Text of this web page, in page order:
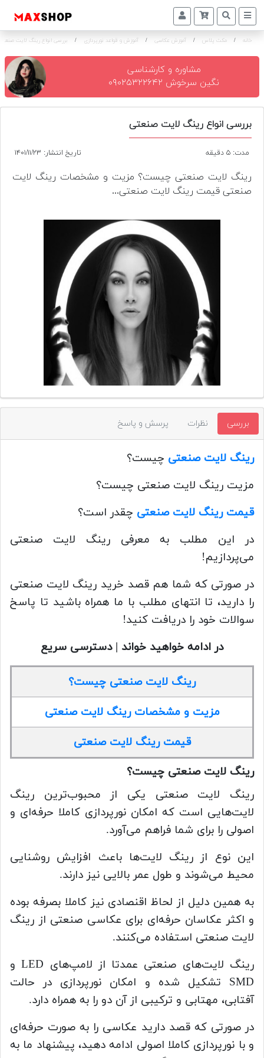
دوربین
و
تجهیزات
و
اکسسوری
دست
دوم
خرید
لیست
قیمت
دوربین
خانه / مکث پلاس / آموزش عکاسی / آموزش و قواعد نورپردازی / بررسی انواع رینگ لایت صنعتی
مشاوره و کارشناسی
نگین سرخوش ۰۹۰۲۵۳۲۲۶۴۲
بررسی انواع رینگ لایت صنعتی
مدت: ۵ دقیقه تاریخ انتشار: ۱۴۰۱/۱۱/۲۳
رینگ لایت صنعتی چیست؟ مزیت و مشخصات رینگ لایت
صنعتی قیمت رینگ لایت صنعتی...
بررسی نظرات پرسش و پاسخ
رینگ لایت صنعتی چیست؟
مزیت رینگ لایت صنعتی چیست؟
قیمت رینگ لایت صنعتی چقدر است؟
در این مطلب به معرفی رینگ لایت صنعتی
می‌پردازیم!
در صورتی که شما هم قصد خرید رینگ لایت صنعتی
را دارید، تا انتهای مطلب با ما همراه باشید تا پاسخ
سوالات خود را دریافت کنید!
در ادامه خواهید خواند | دسترسی سریع
رینگ لایت صنعتی چیست؟
مزیت و مشخصات رینگ لایت صنعتی
قیمت رینگ لایت صنعتی
رینگ لایت صنعتی چیست؟
رینگ لایت صنعتی یکی از محبوب‌ترین رینگ
لایت‌هایی است که امکان نورپردازی کاملا حرفه‌ای و
اصولی را برای شما فراهم می‌آورد.
این نوع از رینگ لایت‌ها باعث افزایش روشنایی
محیط می‌شوند و طول عمر بالایی نیز دارند.
به همین دلیل از لحاظ اقنصادی نیز کاملا بصرفه بوده
و اکثر عکاسان حرفه‌ای برای عکاسی صنعتی از رینگ
لایت صنعتی استفاده می‌کنند.
رینگ لایت‌های صنعتی عمدتا از لامپ‌های LED و
SMD تشکیل شده و امکان نورپردازی در حالت
آفتابی، مهتابی و ترکیبی از آن دو را به همراه دارد.
در صورتی که قصد دارید عکاسی را به صورت حرفه‌ای
و با نورپردازی کاملا اصولی ادامه دهید، پیشنهاد ما به